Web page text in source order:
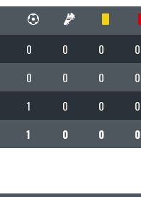
0 0 0 0
0 0 0 0
1 0 0 0
1 0 0 0